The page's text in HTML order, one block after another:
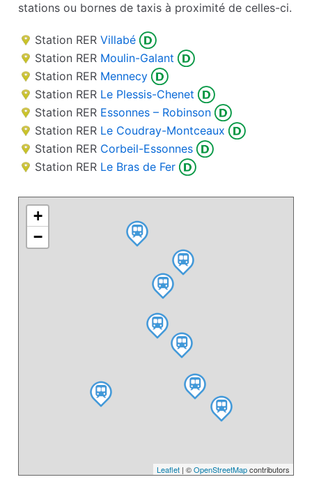
stations ou bornes de taxis à proximité de celles-ci.
Station RER Villabé
Station RER Moulin-Galant
Station RER Mennecy
Station RER Le Plessis-Chenet
Station RER Essonnes – Robinson
Station RER Le Coudray-Montceaux
Station RER Corbeil-Essonnes
Station RER Le Bras de Fer
+
−
Leaflet| ©OpenStreetMapcontributors